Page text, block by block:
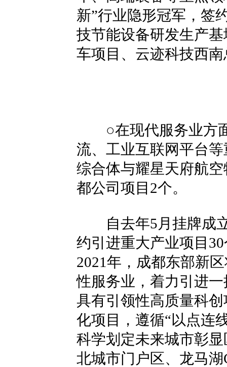
新”行业隐形冠军，签
技节能设备研发生产
车项目、云迹科技西
○在现代服务业方面
流、工业互联网平台
综合体与耀星天府航
都公司项目2个。
自去年5月挂牌成立
约引进重大产业项目
2021年，成都东部新
性服务业，着力引进
具有引领性高质量科
化项目，遵循“以点连
科学划定未来城市彰
北城市门户区、龙马